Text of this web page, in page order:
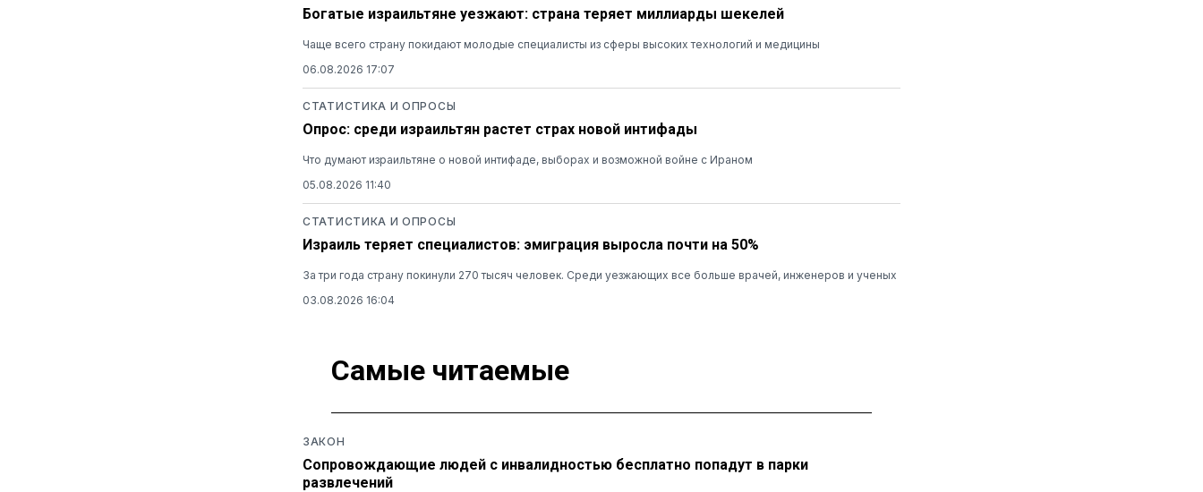
Богатые израильтяне уезжают: страна теряет миллиарды шекелей
Чаще всего страну покидают молодые специалисты из сферы высоких технологий и медицины
06.08.2026 17:07
СТАТИСТИКА И ОПРОСЫ
Опрос: среди израильтян растет страх новой интифады
Что думают израильтяне о новой интифаде, выборах и возможной войне с Ираном
05.08.2026 11:40
СТАТИСТИКА И ОПРОСЫ
Израиль теряет специалистов: эмиграция выросла почти на 50%
За три года страну покинули 270 тысяч человек. Среди уезжающих все больше врачей, инженеров и ученых
03.08.2026 16:04
Самые читаемые
ЗАКОН
Сопровождающие людей с инвалидностью бесплатно попадут в парки
развлечений